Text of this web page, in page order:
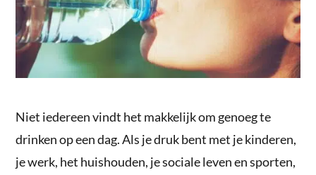
Niet iedereen vindt het makkelijk om genoeg te
drinken op een dag. Als je druk bent met je kinderen,
je werk, het huishouden, je sociale leven en sporten,